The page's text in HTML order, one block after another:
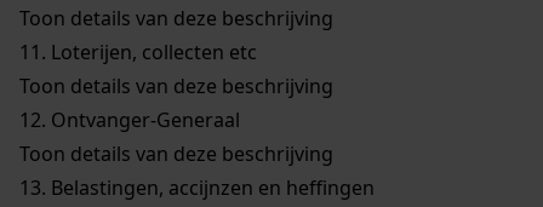
Toon details van deze beschrijving
11. Loterijen, collecten etc
Toon details van deze beschrijving
12. Ontvanger-Generaal
Toon details van deze beschrijving
13. Belastingen, accijnzen en heffingen